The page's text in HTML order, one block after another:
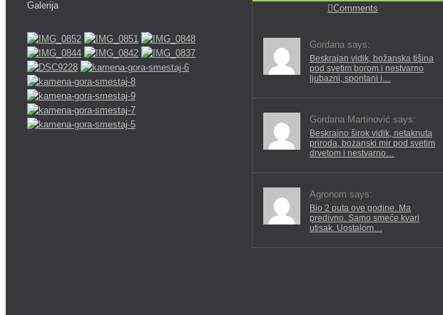
Galerija Comments
Gordana says:
Beskrajan vidik, božanska tišina
pod svetim borom i nestvarno
ljubazni, spontani i…
Gordana Martinović says:
Beskrajno širok vidik, netaknuta
priroda, bożanski mir pod svetim
drvetom i nestvarno…
Agronom says:
Bio 2 puta ove godine. Ma
predivno. Samo smeće kvari
utisak. Uostalom…